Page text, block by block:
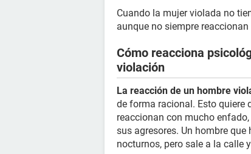
Cuando la mujer violada no
aunque no siempre
Cómo reacciona
violación
La reacción de un hombre
de forma racional. Esto quiere
reaccionan con mucho enfado,
sus agresores. Un hombre
nocturnos, pero sale a la calle